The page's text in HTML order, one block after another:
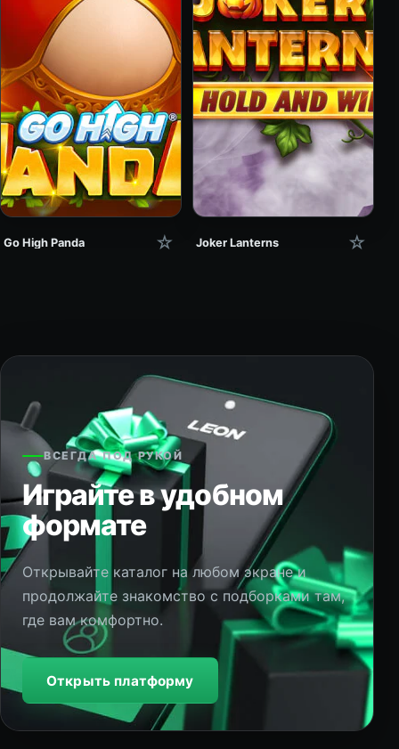
Go High Panda ☆ Joker Lanterns ☆
ВСЕГДА ПОД РУКОЙ
Играйте в удобном
формате
Открывайте каталог на любом экране и
продолжайте знакомство с подборками там,
где вам комфортно.
Открыть платформу